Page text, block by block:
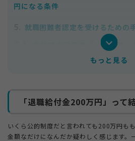
円になる条件
就職困難者認定を受けるための
主治医の意見書（ハローワー
一般的な診断書では代用不可
6.申請の流れ
7.よくある質問（Q&A）
もっと見る
「退職給付金200万円」って
いくら公的制度だと言われても200万円も
金額なだけになんだか疑わしく感じます。